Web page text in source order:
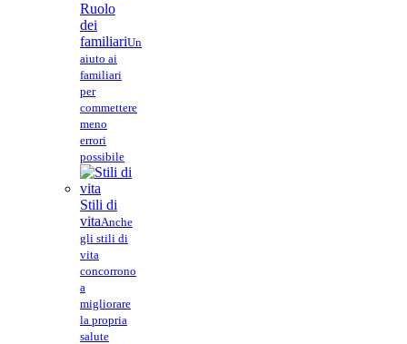
Ruolo
dei
familiariUn
aiuto ai
familiari
per
commettere
meno
errori
possibile
Stili di
vitaAnche
gli stili di
vita
concorrono
a
migliorare
la propria
salute